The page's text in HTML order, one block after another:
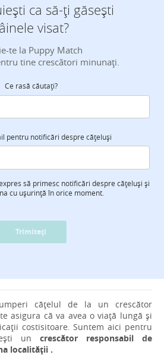
ca să-ți găsești
visat?
te la Puppy Match
tine crescători minunați.
Ce rasă căutați?
pentru notificări despre cățeluși
să primesc notificări despre cățeluși și
cu ușurință în orice moment.
Trimiteți
cățelul de la un crescător
asigura că va avea o viață lungă și
costisitoare. Suntem aici pentru
un crescător responsabil de
localității .